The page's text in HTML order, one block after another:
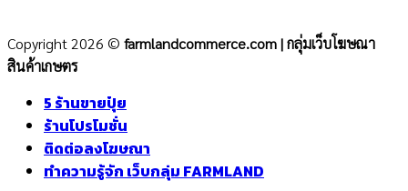
Copyright 2026 © farmlandcommerce.com | กลุ่มเว็บโฆษณา
สินค้าเกษตร
5 ร้านขายปุ๋ย
ร้านโปรโมชั่น
ติดต่อลงโฆษณา
ทำความรู้จัก เว็บกลุ่ม FARMLAND